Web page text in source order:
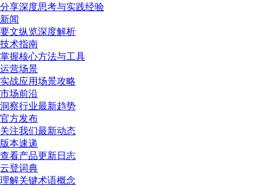
分享深度思考与实践经验
新闻
要文纵览深度解析
技术指南
掌握核心方法与工具
运营场景
实战应用场景攻略
市场前沿
洞察行业最新趋势
官方发布
关注我们最新动态
版本速递
查看产品更新日志
云登词典
理解关键术语概念